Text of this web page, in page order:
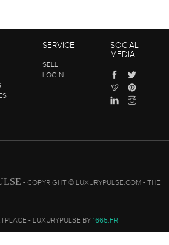
SERVICE
SELL
LOGIN
SOCIAL
MEDIA
- COPYRIGHT © LUXURYPULSE.COM - THE
- LUXURYPULSE BY 1665.FR